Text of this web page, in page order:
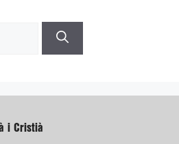
i Cristià